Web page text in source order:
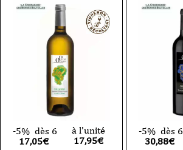
-5% dès 6
17,05€
à l'unité
17,95€
-5% dès 6
30,88€